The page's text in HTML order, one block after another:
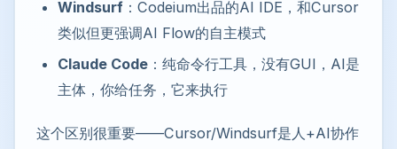
Windsurf ：Codeium出品的AI IDE，和Cursor
类似但更强调AI Flow的自主模式
Claude Code ：纯命令行工具，没有GUI，AI是
主体，你给任务，它来执行
这个区别很重要——Cursor/Windsurf是人+AI协作